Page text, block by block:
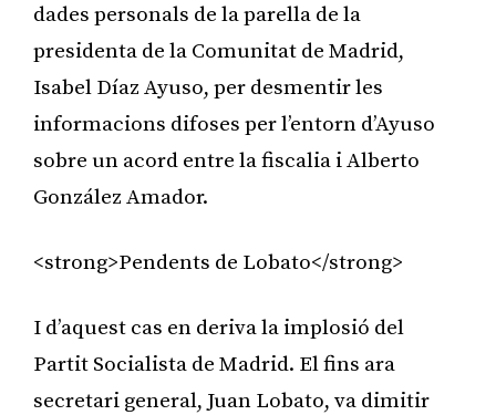
dades personals de la parella de la
presidenta de la Comunitat de Madrid,
Isabel Díaz Ayuso, per desmentir les
informacions difoses per l’entorn d’Ayuso
sobre un acord entre la fiscalia i Alberto
González Amador.
<strong>Pendents de Lobato</strong>
I d’aquest cas en deriva la implosió del
Partit Socialista de Madrid. El fins ara
secretari general, Juan Lobato, va dimitir